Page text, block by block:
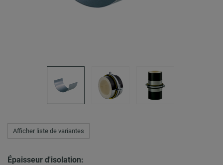
Afficher liste de variantes
Épaisseur d'isolation: